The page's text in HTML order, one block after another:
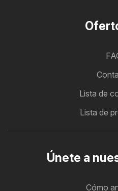
Lista de
Lista de
Únete a
Cómo